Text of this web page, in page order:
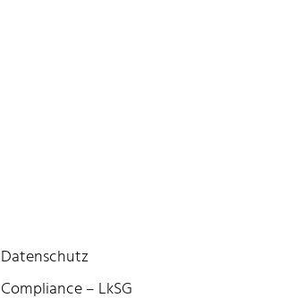
Datenschutz
Compliance – LkSG